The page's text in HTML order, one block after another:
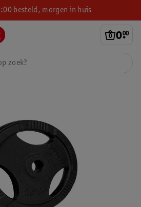
besteld, morgen in huis
0.
00